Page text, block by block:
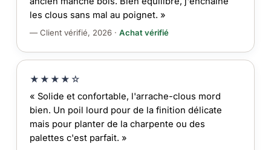
les clous sans mal au poignet. »
— Client vérifié, 2026 · Achat vérifié
★★★★☆
« Solide et confortable, l'arrache-clous mord
bien. Un poil lourd pour de la finition délicate
mais pour planter de la charpente ou des
palettes c'est parfait. »